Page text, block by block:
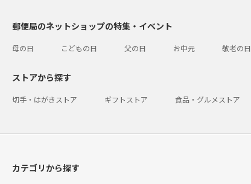
郵便局のネットショップの特集・イベント
母の日 こどもの日 父の日 お中元 敬老の日
ストアから探す
切手・はがきストア ギフトストア 食品・グルメストア
カテゴリから探す